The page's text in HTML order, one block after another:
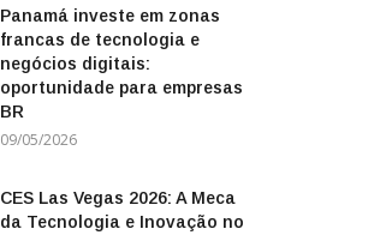
Panamá investe em zonas
francas de tecnologia e
negócios digitais:
oportunidade para empresas
BR
09/05/2026
CES Las Vegas 2026: A Meca
da Tecnologia e Inovação no